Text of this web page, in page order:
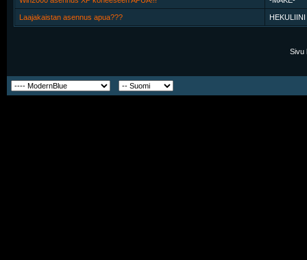
Laajakaistan asennus apua??? HEKULIINI
Sivu